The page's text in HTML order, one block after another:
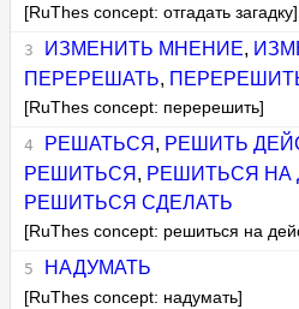
[RuThes concept: отгадать загадку]
ИЗМЕНИТЬ МНЕНИЕ,
ПЕРЕРЕШАТЬ,
[RuThes concept: перерешить]
РЕШАТЬСЯ , РЕШИТЬ
РЕШИТЬСЯ , РЕШИТЬСЯ НА
РЕШИТЬСЯ СДЕЛАТЬ
[RuThes concept: решиться на
НАДУМАТЬ
[RuThes concept: надумать]